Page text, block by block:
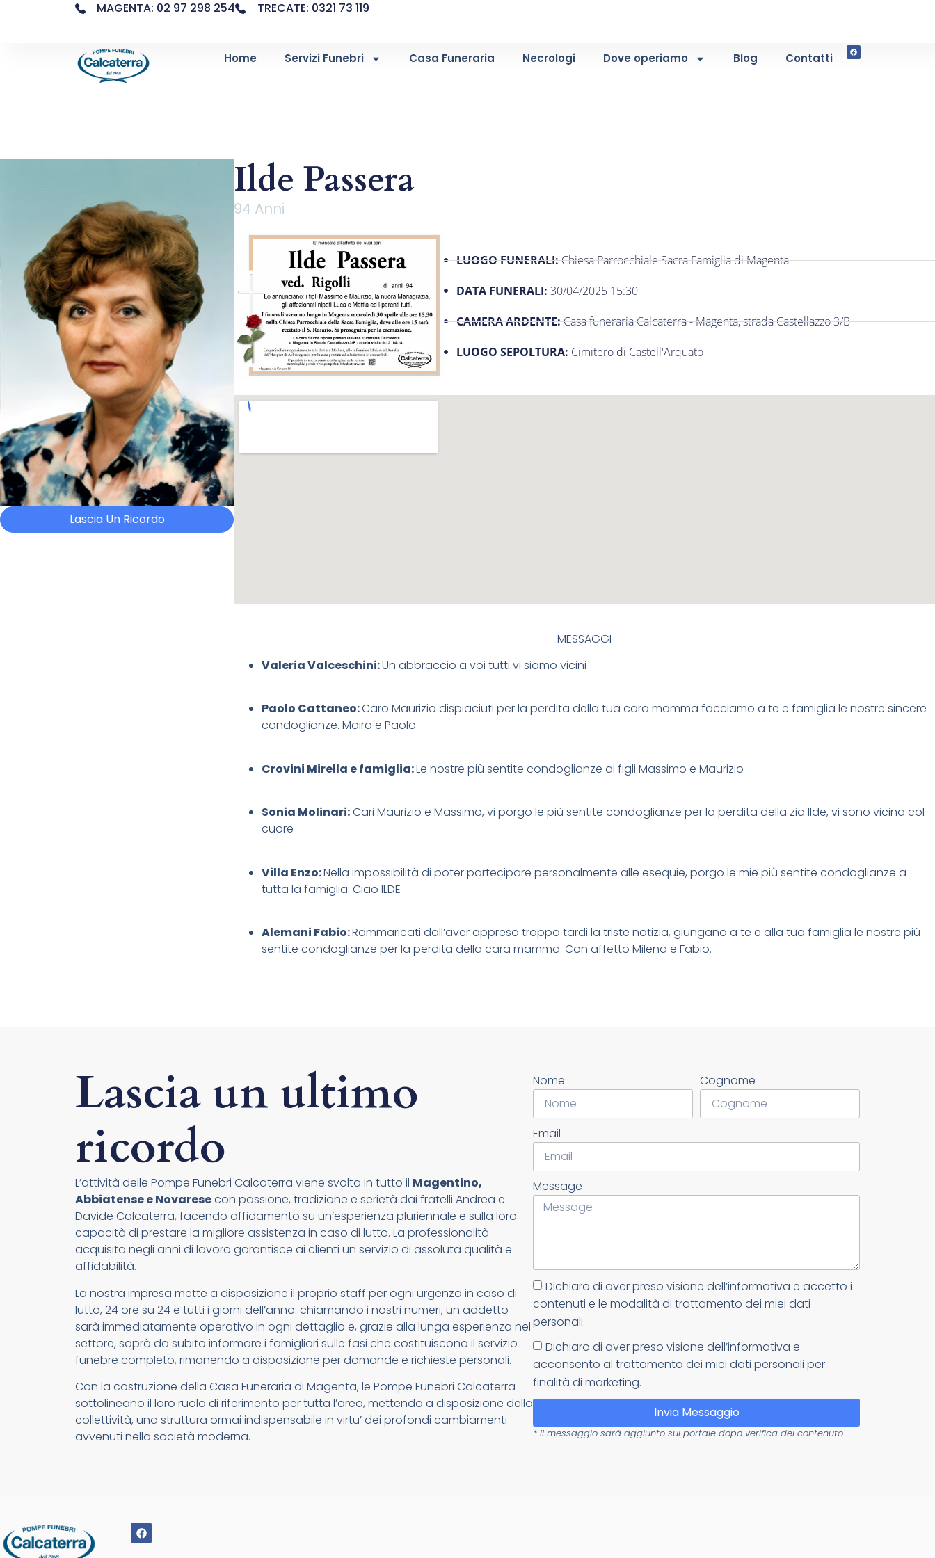
MAGENTA: 02 97 298 254 TRECATE: 0321 73 119
Home Servizi Funebri Casa Funeraria Necrologi Dove operiamo Blog Contatti
Lascia Un Ricordo
Ilde Passera
94 Anni
LUOGO FUNERALI:Chiesa Parrocchiale Sacra Famiglia di Magenta
DATA FUNERALI:30/04/2025 15:30
CAMERA ARDENTE:Casa funeraria Calcaterra - Magenta, strada Castellazzo 3/B
LUOGO SEPOLTURA: Cimitero di Castell'Arquato
MESSAGGI
Valeria Valceschini:Un abbraccio a voi tutti vi siamo vicini
Paolo Cattaneo:Caro Maurizio dispiaciuti per la perdita della tua cara mamma facciamo a te e famiglia le nostre sincere
condoglianze. Moira e Paolo
Crovini Mirella e famiglia:Le nostre più sentite condoglianze ai figli Massimo e Maurizio
Sonia Molinari:Cari Maurizio e Massimo, vi porgo le più sentite condoglianze per la perdita della zia Ilde, vi sono vicina col
cuore
Villa Enzo:Nella impossibilità di poter partecipare personalmente alle esequie, porgo le mie più sentite condoglianze a
tutta la famiglia. Ciao ILDE
Alemani Fabio:Rammaricati dall’aver appreso troppo tardi la triste notizia, giungano a te e alla tua famiglia le nostre più
sentite condoglianze per la perdita della cara mamma. Con affetto Milena e Fabio.
Lascia un ultimo
ricordo
L’attività delle Pompe Funebri Calcaterra viene svolta in tutto il Magentino,
Abbiatense e Novaresecon passione, tradizione e serietà dai fratelli Andrea e
Davide Calcaterra, facendo affidamento su un’esperienza pluriennale e sulla loro
capacità di prestare la migliore assistenza in caso di lutto. La professionalità
acquisita negli anni di lavoro garantisce ai clienti un servizio di assoluta qualità e
affidabilità.
La nostra impresa mette a disposizione il proprio staff per ogni urgenza in caso di
lutto, 24 ore su 24 e tutti i giorni dell’anno: chiamando i nostri numeri, un addetto
sarà immediatamente operativo in ogni dettaglio e, grazie alla lunga esperienza nel
settore, saprà da subito informare i famigliari sulle fasi che costituiscono il servizio
funebre completo, rimanendo a disposizione per domande e richieste personali.
Con la costruzione della Casa Funeraria di Magenta, le Pompe Funebri Calcaterra
sottolineano il loro ruolo di riferimento per tutta l’area, mettendo a disposizione della
collettività, una struttura ormai indispensabile in virtu’ dei profondi cambiamenti
avvenuti nella società moderna.
Nome Cognome
Email
Message
Dichiaro di aver preso visione dell’informativa e accetto i
contenuti e le modalità di trattamento dei miei dati
personali.
Dichiaro di aver preso visione dell’informativa e
acconsento al trattamento dei miei dati personali per
finalità di marketing.
Invia Messaggio
* Il messaggio sarà aggiunto sul portale dopo verifica del contenuto.